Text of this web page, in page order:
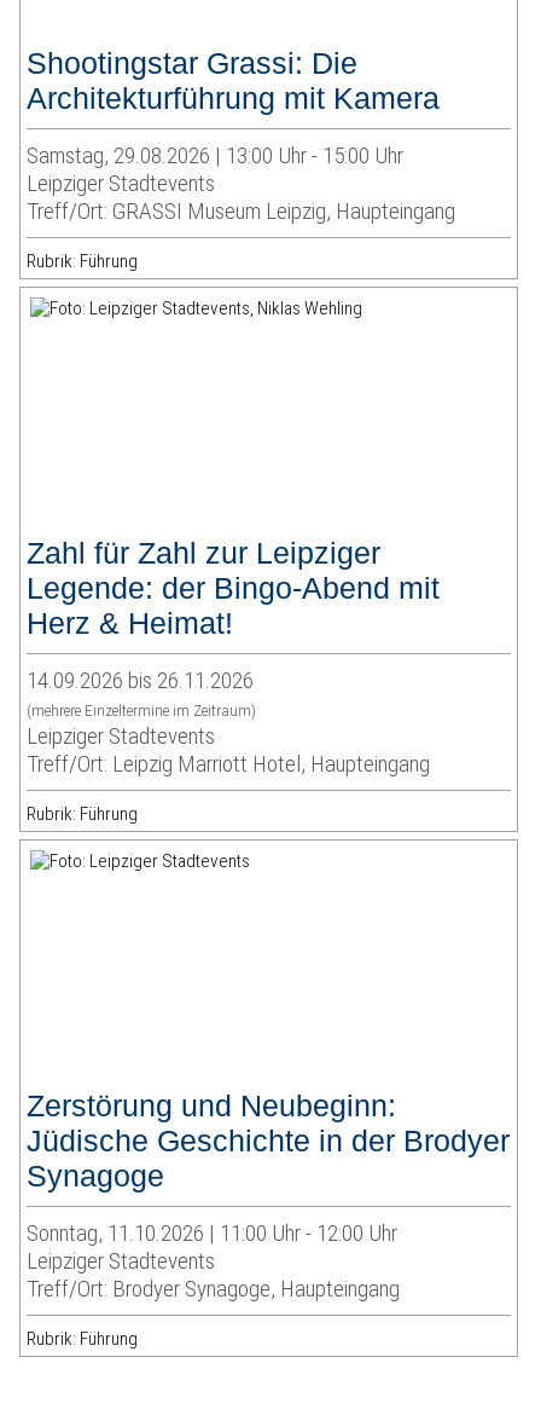
Shootingstar Grassi: Die
Architekturführung mit Kamera
Samstag, 29.08.2026 | 13:00 Uhr - 15:00 Uhr
Leipziger Stadtevents
Treff/Ort: GRASSI Museum Leipzig, Haupteingang
Rubrik: Führung
Zahl für Zahl zur Leipziger
Legende: der Bingo-Abend mit
Herz & Heimat!
14.09.2026 bis 26.11.2026
(mehrere Einzeltermine im Zeitraum)
Leipziger Stadtevents
Treff/Ort: Leipzig Marriott Hotel, Haupteingang
Rubrik: Führung
Zerstörung und Neubeginn:
Jüdische Geschichte in der Brodyer
Synagoge
Sonntag, 11.10.2026 | 11:00 Uhr - 12:00 Uhr
Leipziger Stadtevents
Treff/Ort: Brodyer Synagoge, Haupteingang
Rubrik: Führung